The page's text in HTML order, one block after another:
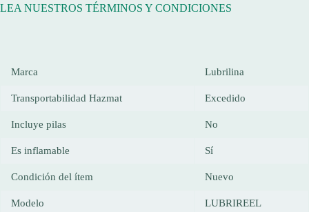
LEA NUESTROS TÉRMINOS Y CONDICIONES
Marca Lubrilina
Transportabilidad Hazmat Excedido
Incluye pilas No
Es inflamable Sí
Condición del ítem Nuevo
Modelo LUBRIREEL